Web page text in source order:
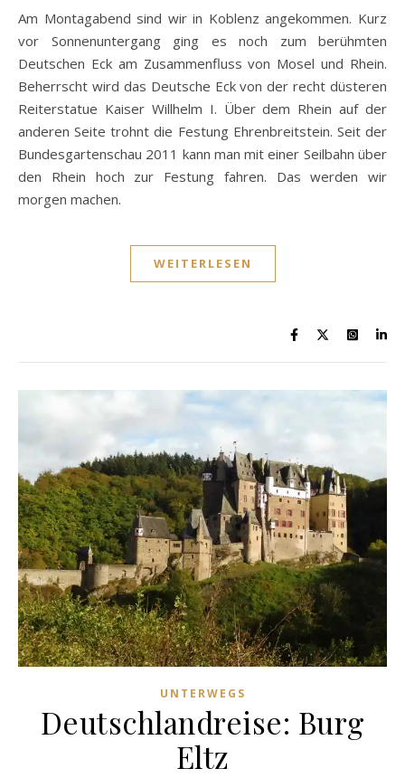
Am Montagabend sind wir in Koblenz angekommen. Kurz
vor Sonnenuntergang ging es noch zum berühmten
Deutschen Eck am Zusammenfluss von Mosel und Rhein.
Beherrscht wird das Deutsche Eck von der recht düsteren
Reiterstatue Kaiser Willhelm I. Über dem Rhein auf der
anderen Seite trohnt die Festung Ehrenbreitstein. Seit der
Bundesgartenschau 2011 kann man mit einer Seilbahn über
den Rhein hoch zur Festung fahren. Das werden wir
morgen machen.
WEITERLESEN
UNTERWEGS
Deutschlandreise: Burg
Eltz